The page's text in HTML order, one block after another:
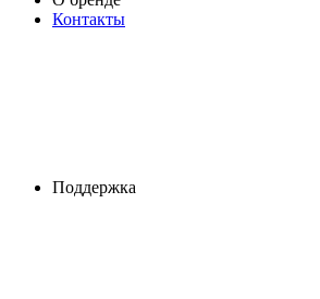
Контакты
Поддержка